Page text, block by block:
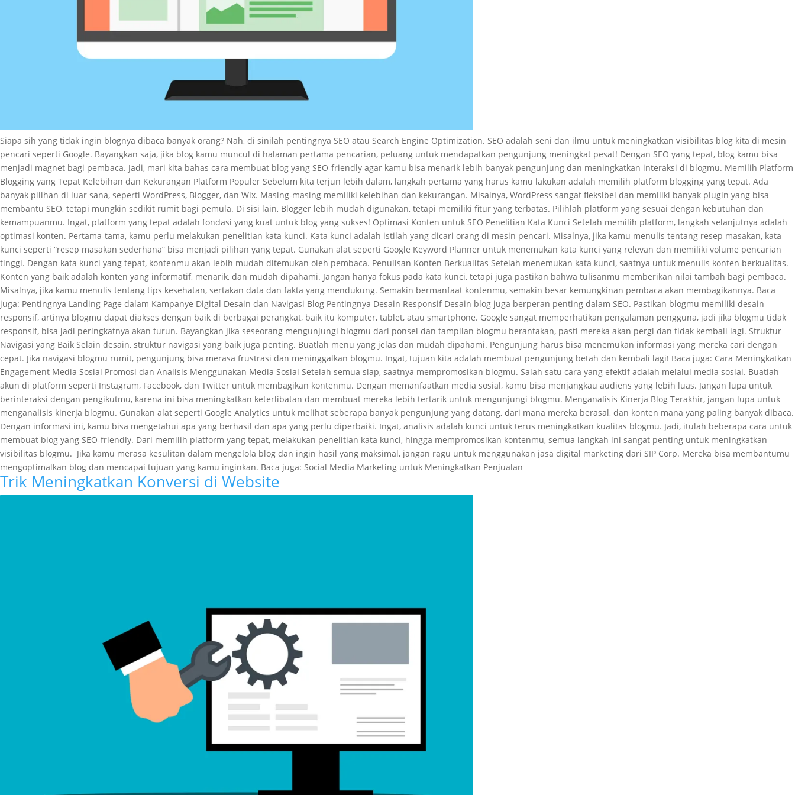
Siapa sih yang tidak ingin blognya dibaca banyak orang? Nah, di sinilah pentingnya SEO atau Search Engine Optimization. SEO adalah seni dan ilmu untuk meningkatkan visibilitas blog kita di mesin
pencari seperti Google. Bayangkan saja, jika blog kamu muncul di halaman pertama pencarian, peluang untuk mendapatkan pengunjung meningkat pesat! Dengan SEO yang tepat, blog kamu bisa
menjadi magnet bagi pembaca. Jadi, mari kita bahas cara membuat blog yang SEO-friendly agar kamu bisa menarik lebih banyak pengunjung dan meningkatkan interaksi di blogmu. Memilih Platform
Blogging yang Tepat Kelebihan dan Kekurangan Platform Populer Sebelum kita terjun lebih dalam, langkah pertama yang harus kamu lakukan adalah memilih platform blogging yang tepat. Ada
banyak pilihan di luar sana, seperti WordPress, Blogger, dan Wix. Masing-masing memiliki kelebihan dan kekurangan. Misalnya, WordPress sangat fleksibel dan memiliki banyak plugin yang bisa
membantu SEO, tetapi mungkin sedikit rumit bagi pemula. Di sisi lain, Blogger lebih mudah digunakan, tetapi memiliki fitur yang terbatas. Pilihlah platform yang sesuai dengan kebutuhan dan
kemampuanmu. Ingat, platform yang tepat adalah fondasi yang kuat untuk blog yang sukses! Optimasi Konten untuk SEO Penelitian Kata Kunci Setelah memilih platform, langkah selanjutnya adalah
optimasi konten. Pertama-tama, kamu perlu melakukan penelitian kata kunci. Kata kunci adalah istilah yang dicari orang di mesin pencari. Misalnya, jika kamu menulis tentang resep masakan, kata
kunci seperti “resep masakan sederhana” bisa menjadi pilihan yang tepat. Gunakan alat seperti Google Keyword Planner untuk menemukan kata kunci yang relevan dan memiliki volume pencarian
tinggi. Dengan kata kunci yang tepat, kontenmu akan lebih mudah ditemukan oleh pembaca. Penulisan Konten Berkualitas Setelah menemukan kata kunci, saatnya untuk menulis konten berkualitas.
Konten yang baik adalah konten yang informatif, menarik, dan mudah dipahami. Jangan hanya fokus pada kata kunci, tetapi juga pastikan bahwa tulisanmu memberikan nilai tambah bagi pembaca.
Misalnya, jika kamu menulis tentang tips kesehatan, sertakan data dan fakta yang mendukung. Semakin bermanfaat kontenmu, semakin besar kemungkinan pembaca akan membagikannya. Baca
juga: Pentingnya Landing Page dalam Kampanye Digital Desain dan Navigasi Blog Pentingnya Desain Responsif Desain blog juga berperan penting dalam SEO. Pastikan blogmu memiliki desain
responsif, artinya blogmu dapat diakses dengan baik di berbagai perangkat, baik itu komputer, tablet, atau smartphone. Google sangat memperhatikan pengalaman pengguna, jadi jika blogmu tidak
responsif, bisa jadi peringkatnya akan turun. Bayangkan jika seseorang mengunjungi blogmu dari ponsel dan tampilan blogmu berantakan, pasti mereka akan pergi dan tidak kembali lagi. Struktur
Navigasi yang Baik Selain desain, struktur navigasi yang baik juga penting. Buatlah menu yang jelas dan mudah dipahami. Pengunjung harus bisa menemukan informasi yang mereka cari dengan
cepat. Jika navigasi blogmu rumit, pengunjung bisa merasa frustrasi dan meninggalkan blogmu. Ingat, tujuan kita adalah membuat pengunjung betah dan kembali lagi! Baca juga: Cara Meningkatkan
Engagement Media Sosial Promosi dan Analisis Menggunakan Media Sosial Setelah semua siap, saatnya mempromosikan blogmu. Salah satu cara yang efektif adalah melalui media sosial. Buatlah
akun di platform seperti Instagram, Facebook, dan Twitter untuk membagikan kontenmu. Dengan memanfaatkan media sosial, kamu bisa menjangkau audiens yang lebih luas. Jangan lupa untuk
berinteraksi dengan pengikutmu, karena ini bisa meningkatkan keterlibatan dan membuat mereka lebih tertarik untuk mengunjungi blogmu. Menganalisis Kinerja Blog Terakhir, jangan lupa untuk
menganalisis kinerja blogmu. Gunakan alat seperti Google Analytics untuk melihat seberapa banyak pengunjung yang datang, dari mana mereka berasal, dan konten mana yang paling banyak dibaca.
Dengan informasi ini, kamu bisa mengetahui apa yang berhasil dan apa yang perlu diperbaiki. Ingat, analisis adalah kunci untuk terus meningkatkan kualitas blogmu. Jadi, itulah beberapa cara untuk
membuat blog yang SEO-friendly. Dari memilih platform yang tepat, melakukan penelitian kata kunci, hingga mempromosikan kontenmu, semua langkah ini sangat penting untuk meningkatkan
visibilitas blogmu. Jika kamu merasa kesulitan dalam mengelola blog dan ingin hasil yang maksimal, jangan ragu untuk menggunakan jasa digital marketing dari SIP Corp. Mereka bisa membantumu
mengoptimalkan blog dan mencapai tujuan yang kamu inginkan. Baca juga: Social Media Marketing untuk Meningkatkan Penjualan
Trik Meningkatkan Konversi di Website